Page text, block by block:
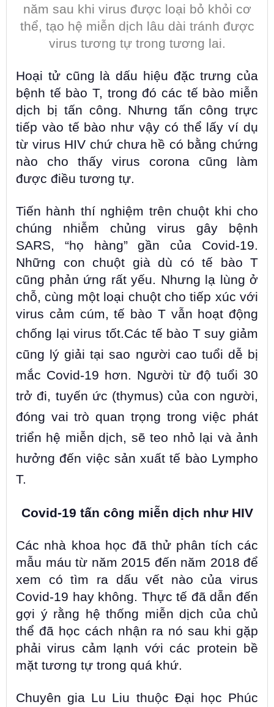
năm sau khi virus được loại bỏ khỏi cơ
thể, tạo hệ miễn dịch lâu dài tránh được
virus tương tự trong tương lai.
Hoại tử cũng là dấu hiệu đặc trưng của
bệnh tế bào T, trong đó các tế bào miễn
dịch bị tấn công. Nhưng tấn công trực
tiếp vào tế bào như vậy có thể lấy ví dụ
từ virus HIV chứ chưa hề có bằng chứng
nào cho thấy virus corona cũng làm
được điều tương tự.
Tiến hành thí nghiệm trên chuột khi cho
chúng nhiễm chủng virus gây bệnh
SARS, “họ hàng” gần của Covid-19.
Những con chuột già dù có tế bào T
cũng phản ứng rất yếu. Nhưng lạ lùng ở
chỗ, cùng một loại chuột cho tiếp xúc với
virus cảm cúm, tế bào T vẫn hoạt động
chống lại virus tốt.Các tế bào T suy giảm
cũng lý giải tại sao người cao tuổi dễ bị
mắc Covid-19 hơn. Người từ độ tuổi 30
trở đi, tuyến ức (thymus) của con người,
đóng vai trò quan trọng trong việc phát
triển hệ miễn dịch, sẽ teo nhỏ lại và ảnh
hưởng đến việc sản xuất tế bào Lympho
T.
Covid-19 tấn công miễn dịch như HIV
Các nhà khoa học đã thử phân tích các
mẫu máu từ năm 2015 đến năm 2018 để
xem có tìm ra dấu vết nào của virus
Covid-19 hay không. Thực tế đã dẫn đến
gợi ý rằng hệ thống miễn dịch của chủ
thể đã học cách nhận ra nó sau khi gặp
phải virus cảm lạnh với các protein bề
mặt tương tự trong quá khứ.
Chuyên gia Lu Liu thuộc Đại học Phúc